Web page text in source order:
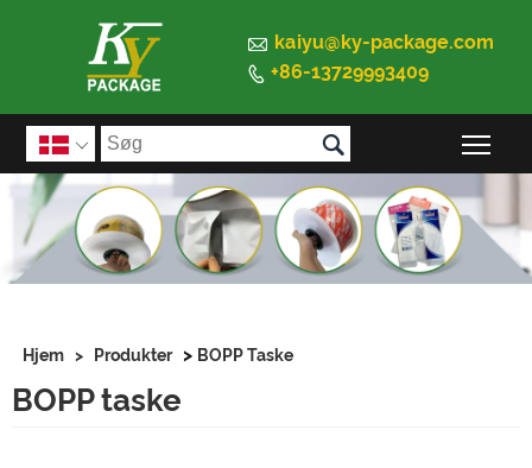
 kaiyu@ky-package.com
 +86-13729993409
 
Hjem > Produkter > BOPP Taske
BOPP taske